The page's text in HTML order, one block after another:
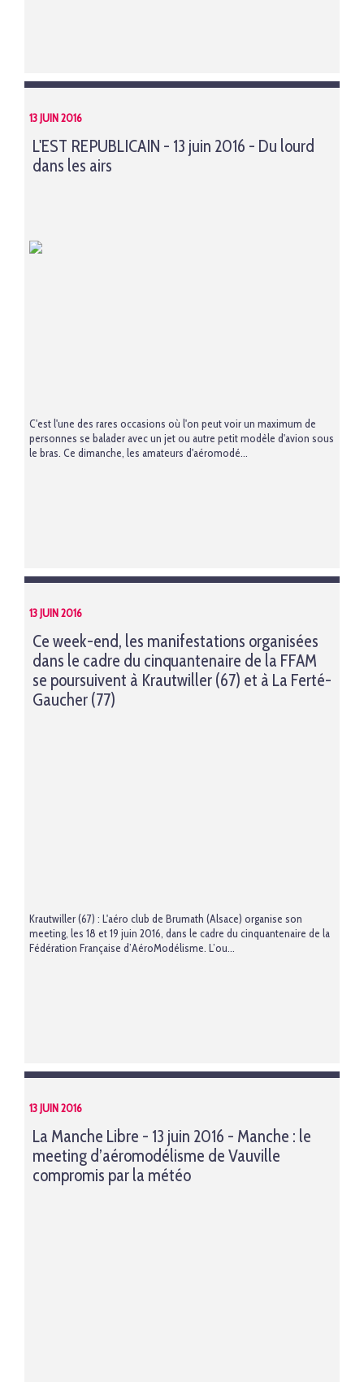
13 JUIN 2016
L'EST REPUBLICAIN - 13 juin 2016 - Du lourd
dans les airs
C'est l'une des rares occasions où l'on peut voir un maximum de
personnes se balader avec un jet ou autre petit modèle d'avion sous
le bras. Ce dimanche, les amateurs d'aéromodé...
13 JUIN 2016
Ce week-end, les manifestations organisées
dans le cadre du cinquantenaire de la FFAM
se poursuivent à Krautwiller (67) et à La Ferté-
Gaucher (77)
Krautwiller (67) : L'aéro club de Brumath (Alsace) organise son
meeting, les 18 et 19 juin 2016, dans le cadre du cinquantenaire de la
Fédération Française d’AéroModélisme. L’ou...
13 JUIN 2016
La Manche Libre - 13 juin 2016 - Manche : le
meeting d’aéromodélisme de Vauville
compromis par la météo